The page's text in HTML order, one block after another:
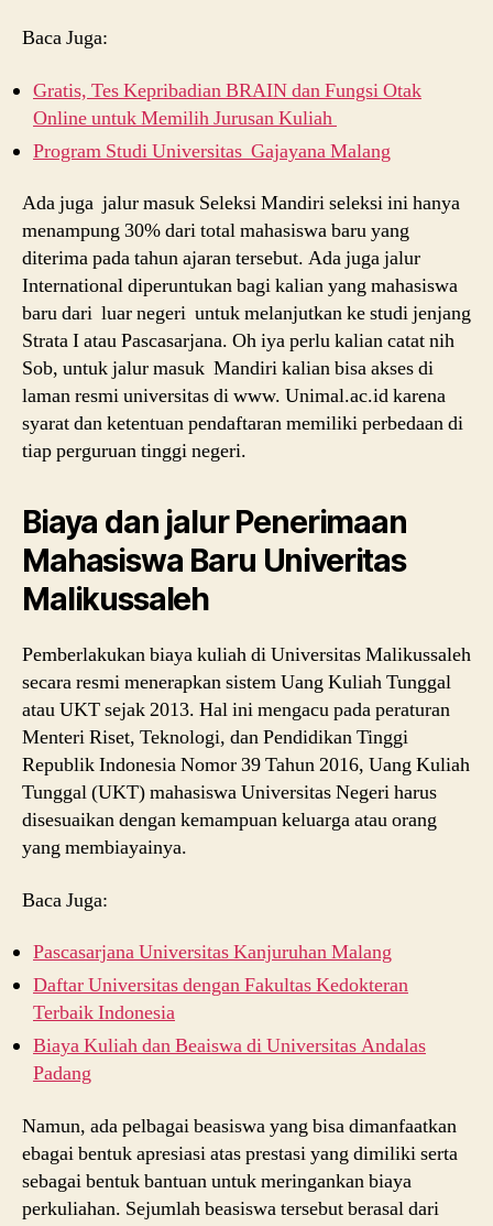
Baca Juga:
Gratis, Tes Kepribadian BRAIN dan Fungsi Otak
Online untuk Memilih Jurusan Kuliah
Program Studi Universitas Gajayana Malang
Ada juga jalur masuk Seleksi Mandiri seleksi ini hanya
menampung 30% dari total mahasiswa baru yang
diterima pada tahun ajaran tersebut. Ada juga jalur
International diperuntukan bagi kalian yang mahasiswa
baru dari luar negeri untuk melanjutkan ke studi jenjang
Strata I atau Pascasarjana. Oh iya perlu kalian catat nih
Sob, untuk jalur masuk Mandiri kalian bisa akses di
laman resmi universitas di www. Unimal.ac.id karena
syarat dan ketentuan pendaftaran memiliki perbedaan di
tiap perguruan tinggi negeri.
Biaya dan jalur Penerimaan
Mahasiswa Baru Univeritas
Malikussaleh
Pemberlakukan biaya kuliah di Universitas Malikussaleh
secara resmi menerapkan sistem Uang Kuliah Tunggal
atau UKT sejak 2013. Hal ini mengacu pada peraturan
Menteri Riset, Teknologi, dan Pendidikan Tinggi
Republik Indonesia Nomor 39 Tahun 2016, Uang Kuliah
Tunggal (UKT) mahasiswa Universitas Negeri harus
disesuaikan dengan kemampuan keluarga atau orang
yang membiayainya.
Baca Juga:
Pascasarjana Universitas Kanjuruhan Malang
Daftar Universitas dengan Fakultas Kedokteran
Terbaik Indonesia
Biaya Kuliah dan Beaiswa di Universitas Andalas
Padang
Namun, ada pelbagai beasiswa yang bisa dimanfaatkan
ebagai bentuk apresiasi atas prestasi yang dimiliki serta
sebagai bentuk bantuan untuk meringankan biaya
perkuliahan. Sejumlah beasiswa tersebut berasal dari